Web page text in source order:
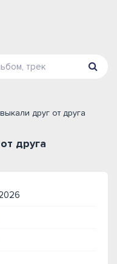
друг от друга
друга